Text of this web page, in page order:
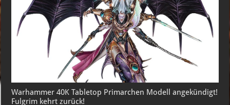
Warhammer 40K Tabletop Primarchen Modell angekündigt!
Fulgrim kehrt zurück!